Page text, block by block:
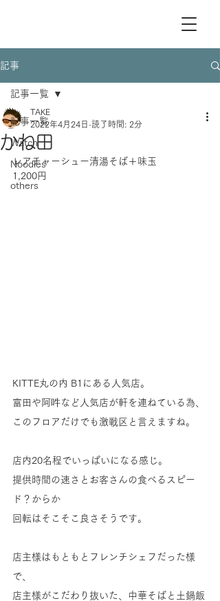
記事
記事一覧
Watch
Noodles
others
記事一覧
かね田
TAKE
2022年4月24日 読了時間: 2分
レアチャーシュー清湯そば＋味玉
1,200円
KITTE丸の内 B1にある人気店。
富田や阿吽など人気店が軒を連ねている為、
このフロアだけでも激戦区と言えますね。
店内20名程でいっぱいになる感じ。
提供時間の速さとお客さんの食べるスピー
ド？からか
回転はそこそこ良さそうです。
店主様はもともとフレンチシェフだった様
で、
店主様がこだわり抜いた、中華そばと土鍋飯